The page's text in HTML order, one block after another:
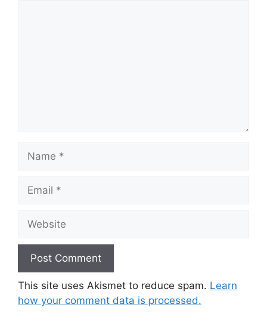
Name
Email
Website
This site uses Akismet to reduce spam. Learn
how your comment data is processed.